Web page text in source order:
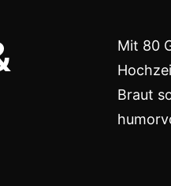
Mit 80
Braut